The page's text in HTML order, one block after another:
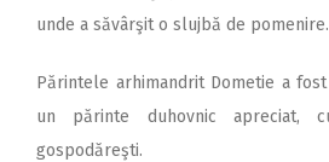
unde a săvârşit o slujbă de pomenire.
Părintele arhimandrit Dometie a
un părinte duhovnic apreciat,
gospodăreşti.